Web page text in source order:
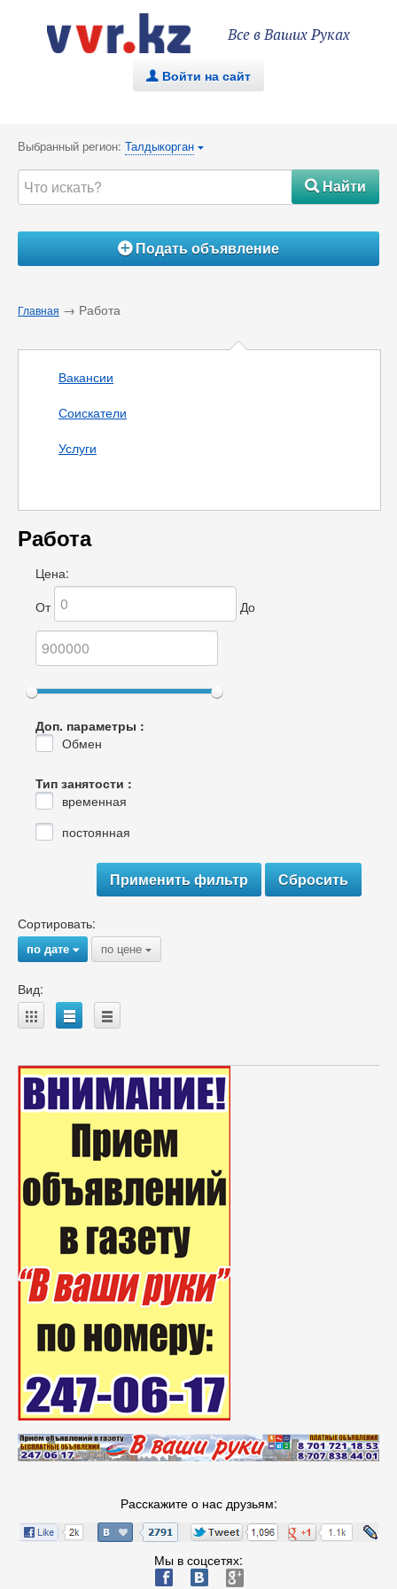
Все в Ваших Руках
. Войти на сайт
Выбранный регион: Талдыкорган {
#Найти
ÁПодать объявление
Главная → Работа
Вакансии
Соискатели
Услуги
Работа
Цена:
От
До
Доп. параметры :
Обмен
Тип занятости :
временная
постоянная
Сортировать:
по дате{ по цене {
Вид:
A B C
Расскажите о нас друзьям:
Мы в соцсетях:
ä æ è